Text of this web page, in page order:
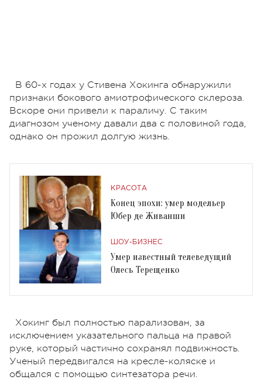
В 60-х годах у Стивена Хокинга обнаружили
признаки бокового амиотрофического склероза.
Вскоре они привели к параличу. С таким
диагнозом ученому давали два с половиной года,
однако он прожил долгую жизнь.
КРАСОТА
Конец эпохи: умер модельер
Юбер де Живанши
ШОУ-БИЗНЕС
Умер известный телеведущий
Олесь Терещенко
Хокинг был полностью парализован, за
исключением указательного пальца на правой
руке, который частично сохранял подвижность.
Ученый передвигался на кресле-коляске и
общался с помощью синтезатора речи.